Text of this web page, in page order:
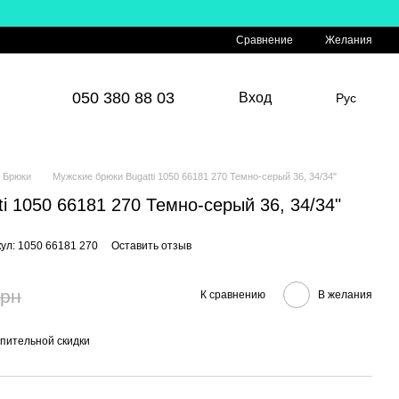
Сравнение Желания
050 380 88 03 Вход Рус
Брюки Мужские брюки Bugatti 1050 66181 270 Темно-серый 36, 34/34"
1050 66181 270 Темно-серый 36, 34/34"
1050 66181 270 Оставить отзыв
К сравнению В желания
скидки